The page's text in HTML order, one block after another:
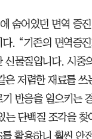
숨어있던 면역 증
. “기존의 면역증
신물질입니다. 시중
은 저렴한 재료를
반응을 일으키는
는 단백질 조각을 찾
활용하니 훨씬 안